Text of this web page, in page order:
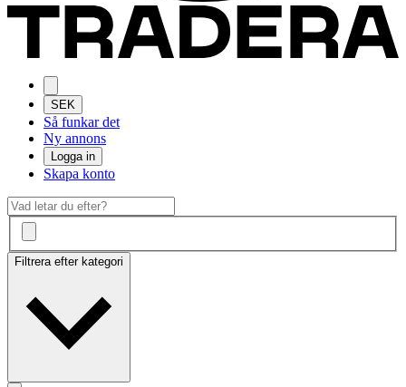
SEK
Så funkar det
Ny annons
Logga in
Skapa konto
Filtrera efter kategori